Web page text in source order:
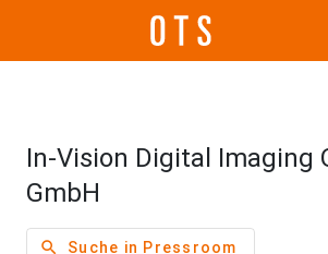
In-Vision Digital Imaging
GmbH
search Suche in Pressroom